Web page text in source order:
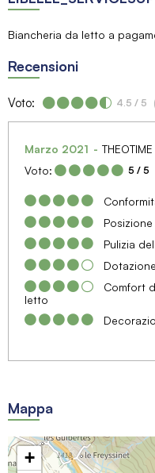
Biancheria da letto a
Recensioni
Voto: 4.5 / 5
Marzo 2021 THEOTIME
Voto:
5 / 5
Pulizia
Comfort
letto
Mappa
+